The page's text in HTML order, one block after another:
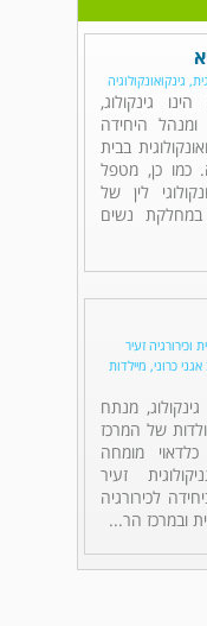
גינקואונקולוגיה
גינקולוג,
היחידה
בבית
כמו כן, מטפל
לין של
במחלקת נשים
וכירורגיה זעיר
כרוני, מיילדות
מנתח
של המרכז
מומחה
זעיר
לכירורגיה
ובמרכז הר...